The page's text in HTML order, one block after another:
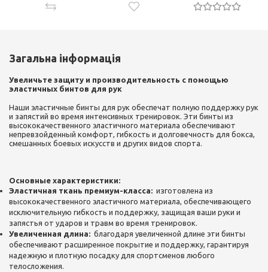
Загальна інформація
Увеличьте защиту и производительность с помощью
эластичных бинтов для рук
Наши эластичные бинты для рук обеспечат полную поддержку рук
и запястий во время интенсивных тренировок. Эти бинты из
высококачественного эластичного материала обеспечивают
непревзойденный комфорт, гибкость и долговечность для бокса,
смешанных боевых искусств и других видов спорта.
Основные характеристики:
Эластичная ткань премиум-класса: изготовлена ​​из
высококачественного эластичного материала, обеспечивающего
исключительную гибкость и поддержку, защищая ваши руки и
запястья от ударов и травм во время тренировок.
Увеличенная длина: благодаря увеличенной длине эти бинты
обеспечивают расширенное покрытие и поддержку, гарантируя
надежную и плотную посадку для спортсменов любого
телосложения.